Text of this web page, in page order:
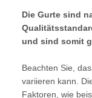
Die Gurte sind
und sind somit
Beachten Sie,
variieren kann.
Faktoren, wie